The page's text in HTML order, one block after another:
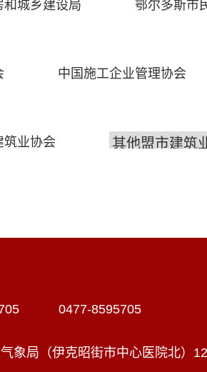
城乡建设局 鄂尔多斯市
中国施工企业管理协会
筑业协会
0477-8595705
象局（伊克昭街市中心医院北）